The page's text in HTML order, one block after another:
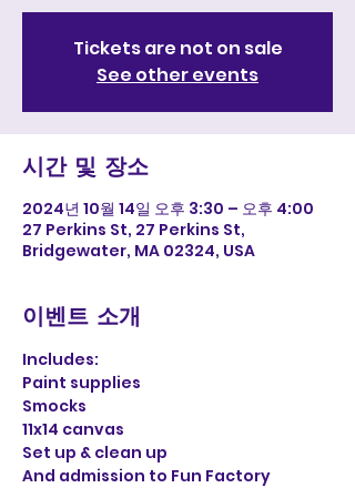
Tickets are not on sale
See other events
시간 및 장소
2024년 10월 14일 오후 3:30 – 오후 4:00
27 Perkins St, 27 Perkins St,
Bridgewater, MA 02324, USA
이벤트 소개
Includes:
Paint supplies
Smocks
11x14 canvas
Set up & clean up
And admission to Fun Factory